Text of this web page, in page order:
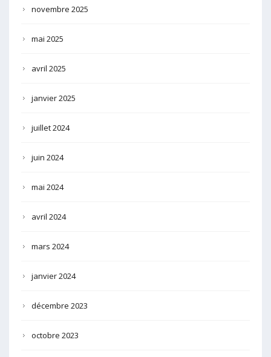
novembre 2025
mai 2025
avril 2025
janvier 2025
juillet 2024
juin 2024
mai 2024
avril 2024
mars 2024
janvier 2024
décembre 2023
octobre 2023